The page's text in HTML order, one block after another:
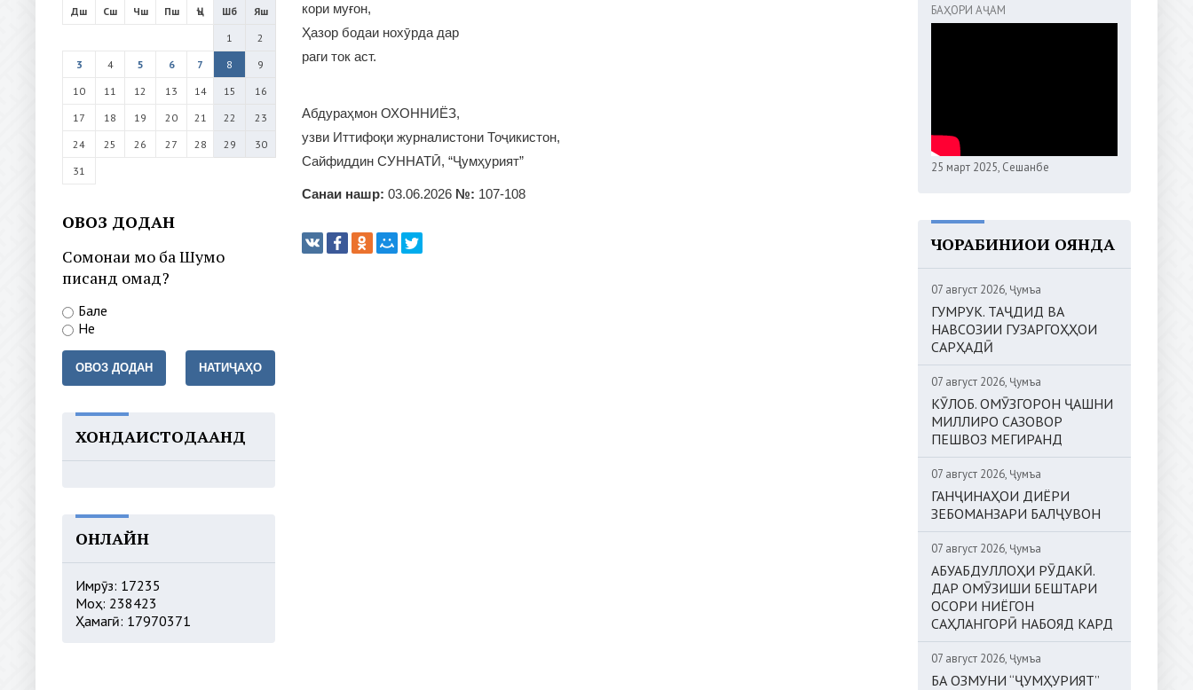
Дш
Сш Чш Пш Ҷъ Шб
Яш
1
2
3
4 5 6 7 8
9
10
11 12 13 14 15
16
17
18 19 20 21 22
23
24
25 26 27 28 29
30
31
ОВОЗ ДОДАН
Сомонаи мо ба Шумо
писанд омад?
Бале
Не
ОВОЗ ДОДАН НАТИҶАҲО
ХОНДАИСТОДААНД
ОНЛАЙН
Имрӯз: 17235
Моҳ: 238423
Ҳамагӣ: 17970371
кори муғон,
Ҳазор бодаи нохӯрда дар
раги ток аст.
Абдураҳмон ОХОННИЁЗ,
узви Иттифоқи журналистони Тоҷикистон,
Сайфиддин СУННАТӢ, “Ҷумҳурият”
Санаи нашр: 03.06.2026 №: 107-108
БАҲОРИ АҶАМ
25 март 2025, Сешанбе
ЧОРАБИНИҲОИ ОЯНДА
07 август 2026, Ҷумъа
ГУМРУК. ТАҶДИД ВА
НАВСОЗИИ ГУЗАРГОҲҲОИ
САРҲАДӢ
07 август 2026, Ҷумъа
КӮЛОБ. ОМӮЗГОРОН ҶАШНИ
МИЛЛИРО САЗОВОР
ПЕШВОЗ МЕГИРАНД
07 август 2026, Ҷумъа
ГАНҶИНАҲОИ ДИЁРИ
ЗЕБОМАНЗАРИ БАЛҶУВОН
07 август 2026, Ҷумъа
АБУАБДУЛЛОҲИ РӮДАКӢ.
ДАР ОМӮЗИШИ БЕШТАРИ
ОСОРИ НИЁГОН
САҲЛАНГОРӢ НАБОЯД КАРД
07 август 2026, Ҷумъа
БА ОЗМУНИ “ҶУМҲУРИЯТ”